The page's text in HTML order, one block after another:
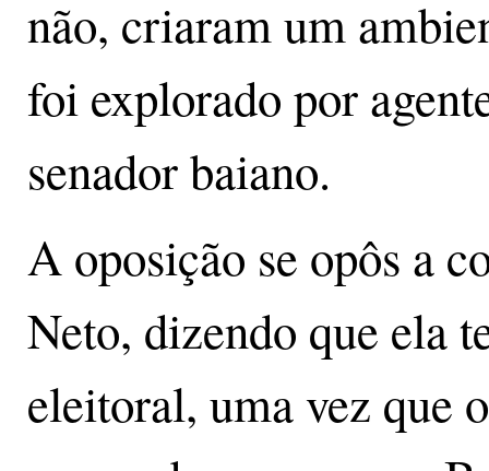
não, criaram um
foi explorado por
senador baiano.
A oposição se opôs a
Neto, dizendo que ela
eleitoral, uma vez que